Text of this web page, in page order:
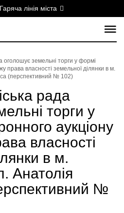
лінія міста
оголошує земельні торги у формі
права власності земельної ділянки в м.
(перспективний № 102)
рада
торги у
аукціону
власності
в м.
Анатолія
№